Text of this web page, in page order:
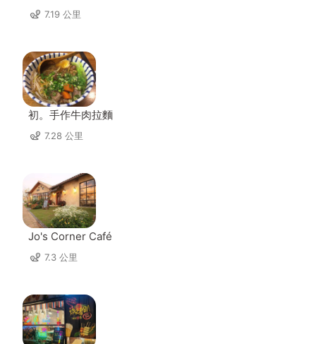
7.19 公里
初。手作牛肉拉麵
7.28 公里
Jo's Corner Café
7.3 公里